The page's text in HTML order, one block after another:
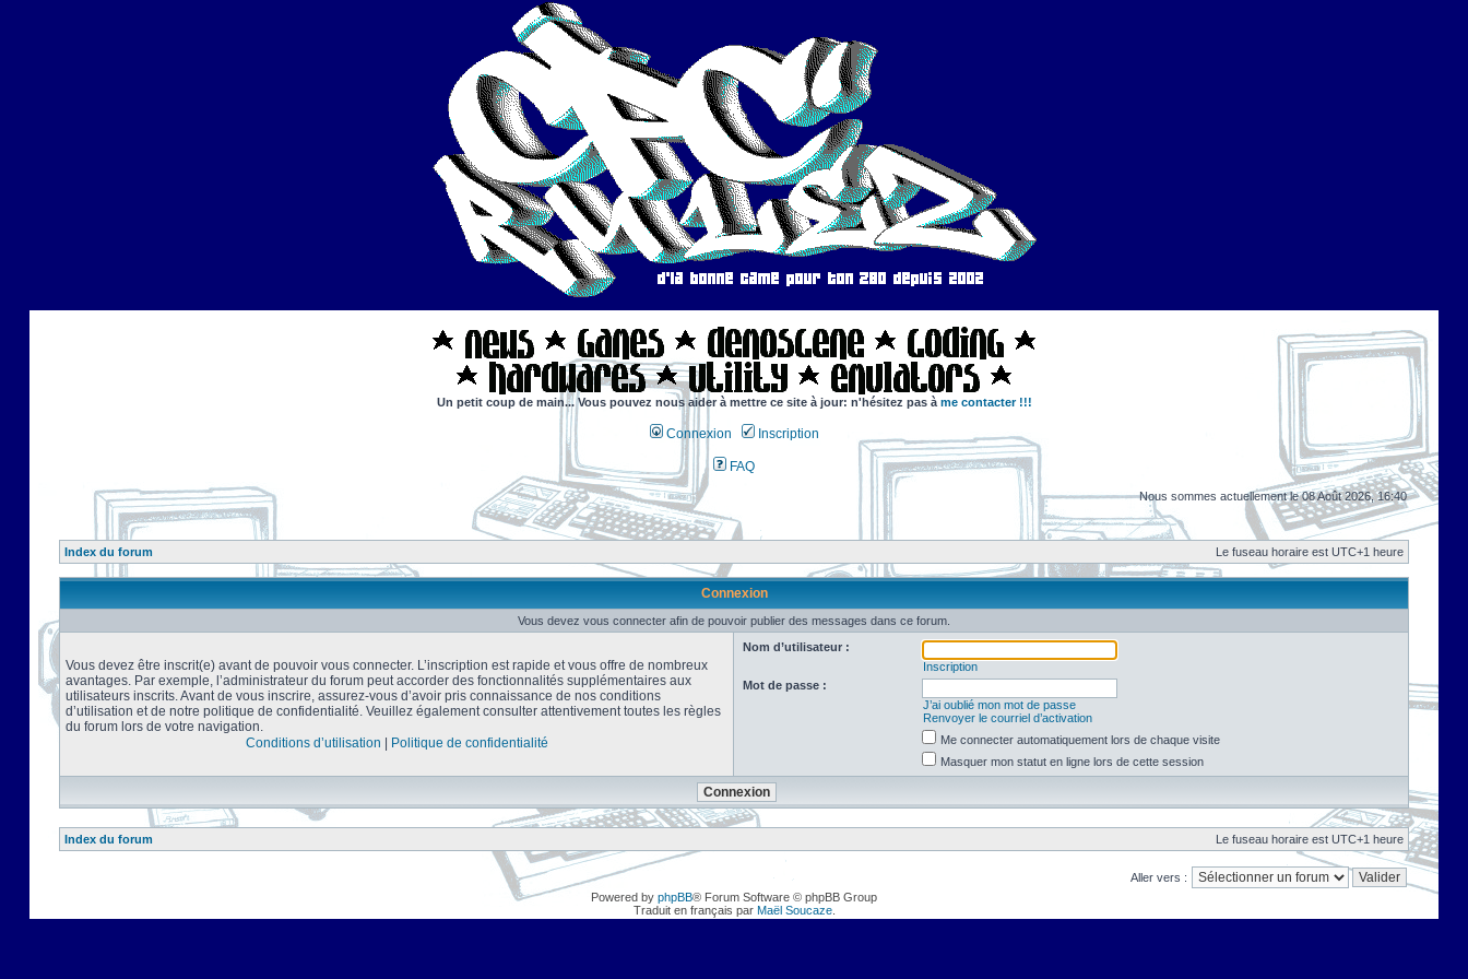
Un petit coup de main... Vous pouvez nous aider à mettre ce site à jour: n'hésitez pas à me contacter !!!
Connexion Inscription
FAQ
Nous sommes actuellement le 08 Août 2026, 16:40
Index du forum Le fuseau horaire est UTC+1 heure
Connexion
Vous devez vous connecter afin de pouvoir publier des messages dans ce forum.
Vous devez être inscrit(e) avant de pouvoir vous connecter. L’inscription est rapide et vous offre de nombreux
avantages. Par exemple, l’administrateur du forum peut accorder des fonctionnalités supplémentaires aux
utilisateurs inscrits. Avant de vous inscrire, assurez-vous d’avoir pris connaissance de nos conditions
d’utilisation et de notre politique de confidentialité. Veuillez également consulter attentivement toutes les règles
du forum lors de votre navigation.
Conditions d’utilisation
Politique de confidentialité
Nom d’utilisateur :
Inscription
Mot de passe :
J’ai oublié mon mot de passe
Renvoyer le courriel d’activation
Me connecter automatiquement lors de chaque visite
Masquer mon statut en ligne lors de cette session
Index du forum Le fuseau horaire est UTC+1 heure
Aller vers :
Powered by phpBB® Forum Software © phpBB Group
Traduit en français par Maël Soucaze.